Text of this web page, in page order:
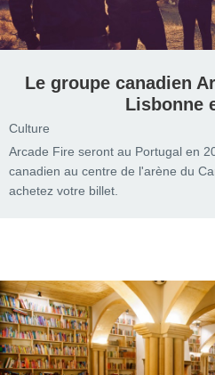
Le groupe canadien
Lisbonne
Culture
Arcade Fire seront au Portugal en
canadien au centre de l'arène du
achetez votre billet.